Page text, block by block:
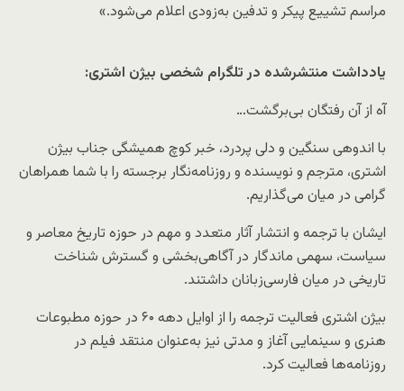
مراسم تشییع پیکر و تدفین به‌زودی اعلام می‌شود.»
یادداشت منتشرشده در تلگرام شخصی بیژن اشتری:
آه از آن رفتگان بی‌برگشت…
با اندوهی سنگین و دلی پردرد، خبر کوچ همیشگی جناب بیژن
اشتری، مترجم و نویسنده و روزنامه‌نگار برجسته را با شما همراهان
گرامی در میان می‌گذاریم.
ایشان با ترجمه و انتشار آثار متعدد و مهم در حوزه تاریخ معاصر و
سیاست، سهمی ماندگار در آگاهی‌بخشی و گسترش شناخت
تاریخی در میان فارسی‌زبانان داشتند.
بیژن اشتری فعالیت ترجمه را از اوایل دهه ۶۰ در حوزه مطبوعات
هنری و سینمایی آغاز و مدتی نیز به‌عنوان منتقد فیلم در
روزنامه‌ها فعالیت کرد.